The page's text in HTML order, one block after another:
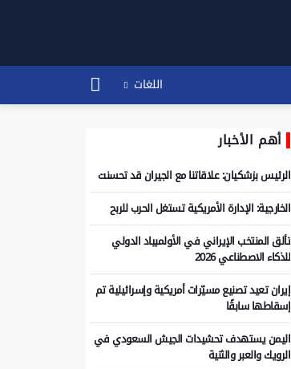
اللغات
أهم الأخبار
الرئيس بزشكيان: علاقاتنا مع الجيران قد تحسنت
الخارجية: الإدارة الأمريكية تستغل الحرب للربح
تألق المنتخب الإيراني في الأولمبياد الدولي
للذكاء الاصطناعي 2026
إيران تعيد تصنيع مسيّرات أمريكية وإسرائيلية تم
إسقاطها سابقًا
اليمن يستهدف تحشيدات الجيش السعودي في
الرويك والعبر والثنية